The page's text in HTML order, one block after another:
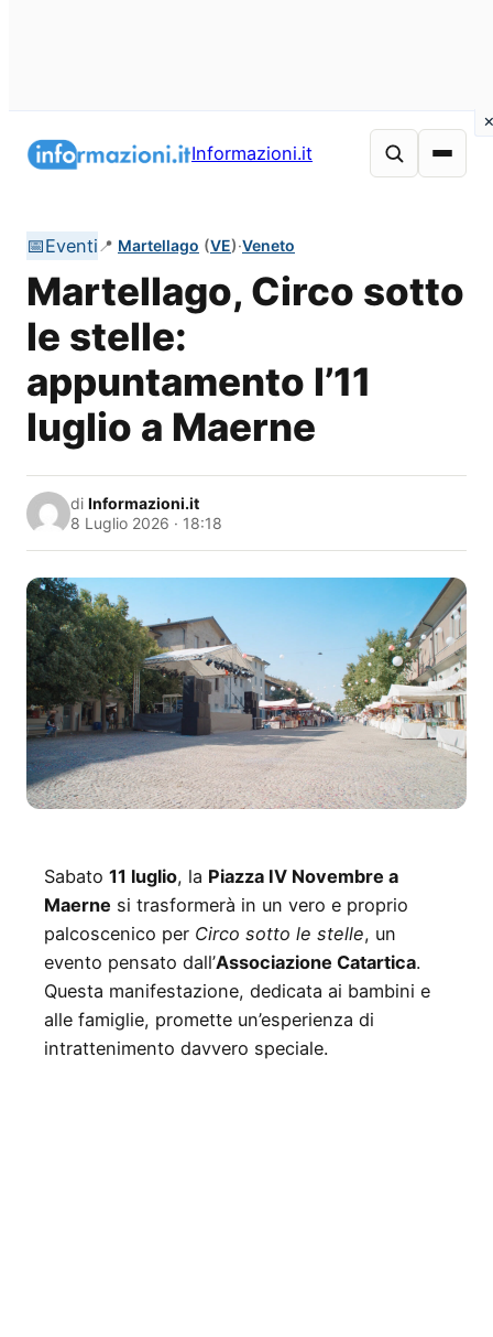
Informazioni.it
📅Eventi 📍 Martellago (VE)·Veneto
Martellago, Circo sotto
le stelle:
appuntamento l’11
luglio a Maerne
di Informazioni.it
8 Luglio 2026 · 18:18
Sabato 11 luglio, la Piazza IV Novembre a
Maerne si trasformerà in un vero e proprio
palcoscenico per Circo sotto le stelle, un
evento pensato dall’Associazione Catartica.
Questa manifestazione, dedicata ai bambini e
alle famiglie, promette un’esperienza di
intrattenimento davvero speciale.